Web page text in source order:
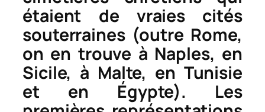
étaient de vraies cités
souterraines (outre Rome,
on en trouve à Naples, en
Sicile, à Malte, en Tunisie
et en Égypte). Les